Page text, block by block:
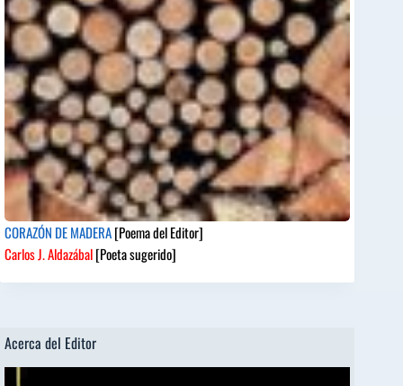
CORAZÓN DE MADERA[Poema del Editor]
Carlos J. Aldazábal[Poeta sugerido]
Acerca del Editor